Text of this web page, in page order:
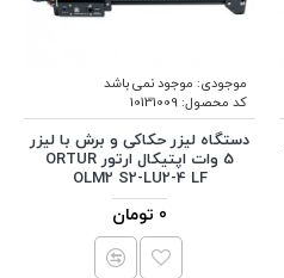
موجودی: موجود نمی باشد
کد محصول: 10131009
دستگاه لیزر حکاکی و برش با لیزر
5 وات اپتیکال ارتور ORTUR
OLM2 S2-LU2-4 LF
0 تومان